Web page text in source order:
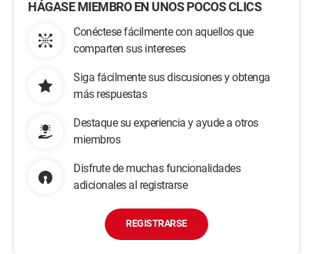
HÁGASE MIEMBRO EN UNOS POCOS CLICS
Conéctese fácilmente con aquellos que
comparten sus intereses
Siga fácilmente sus discusiones y obtenga
más respuestas
Destaque su experiencia y ayude a otros
miembros
Disfrute de muchas funcionalidades
adicionales al registrarse
REGISTRARSE